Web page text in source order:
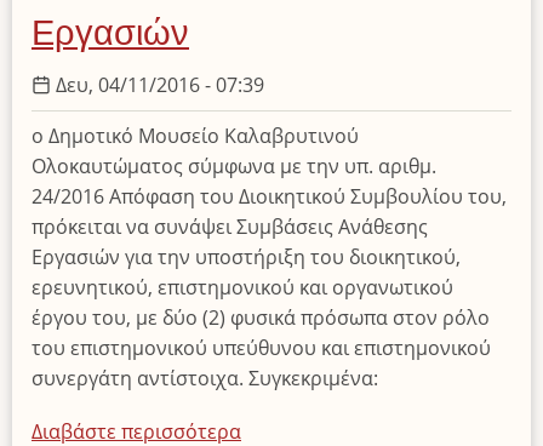
Εργασιών
Δευ, 04/11/2016 - 07:39
ο Δημοτικό Μουσείο Καλαβρυτινού
Ολοκαυτώματος σύμφωνα με την υπ. αριθμ.
24/2016 Απόφαση του Διοικητικού Συμβουλίου του,
πρόκειται να συνάψει Συμβάσεις Ανάθεσης
Εργασιών για την υποστήριξη του διοικητικού,
ερευνητικού, επιστημονικού και οργανωτικού
έργου του, με δύο (2) φυσικά πρόσωπα στον ρόλο
του επιστημονικού υπεύθυνου και επιστημονικού
συνεργάτη αντίστοιχα. Συγκεκριμένα:
Διαβάστε περισσότερα